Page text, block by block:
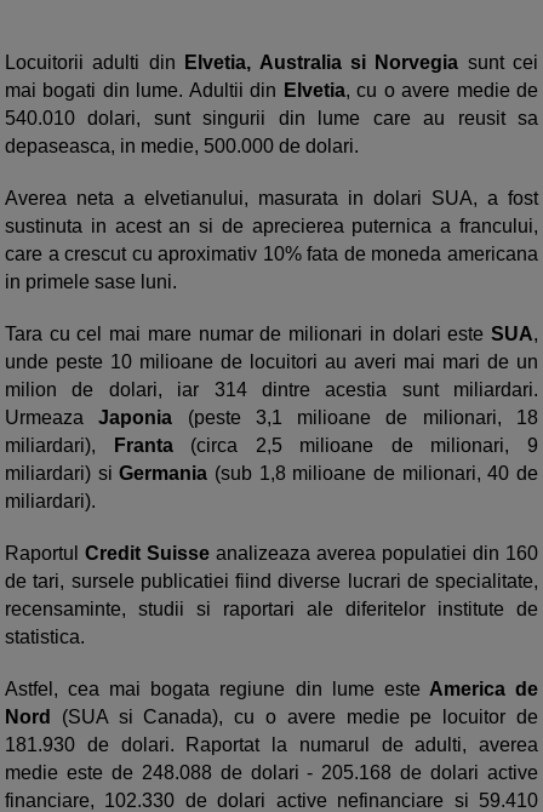
Locuitorii adulti din Elvetia, Australia si Norvegia sunt cei
mai bogati din lume. Adultii din Elvetia, cu o avere medie de
540.010 dolari, sunt singurii din lume care au reusit sa
depaseasca, in medie, 500.000 de dolari.
Averea neta a elvetianului, masurata in dolari SUA, a fost
sustinuta in acest an si de aprecierea puternica a francului,
care a crescut cu aproximativ 10% fata de moneda americana
in primele sase luni.
Tara cu cel mai mare numar de milionari in dolari este SUA,
unde peste 10 milioane de locuitori au averi mai mari de un
milion de dolari, iar 314 dintre acestia sunt miliardari.
Urmeaza Japonia (peste 3,1 milioane de milionari, 18
miliardari),
Franta(circa 2,5 milioane de milionari, 9
miliardari) siGermania (sub 1,8 milioane de milionari, 40 de
miliardari).
Raportul Credit Suisse analizeaza averea populatiei din 160
de tari, sursele publicatiei fiind diverse lucrari de specialitate,
recensaminte, studii si raportari ale diferitelor institute de
statistica.
Astfel, cea mai bogata regiune din lume este America de
Nord
(SUA si Canada), cu o avere medie pe locuitor de
181.930 de dolari. Raportat la numarul de adulti, averea
medie este de 248.088 de dolari - 205.168 de dolari active
financiare, 102.330 de dolari active nefinanciare si 59.410